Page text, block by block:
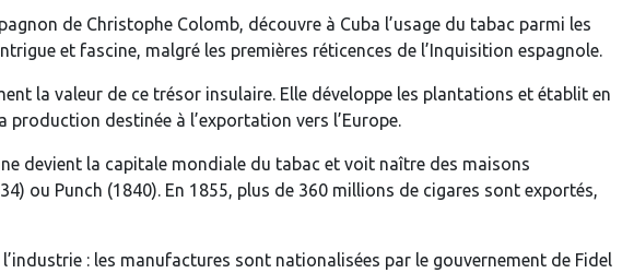
de Christophe Colomb, découvre à Cuba l’usage du tabac parmi les
et fascine, malgré les premières réticences de l’Inquisition espagnole.
la valeur de ce trésor insulaire. Elle développe les plantations et établit en
destinée à l’exportation vers l’Europe.
devient la capitale mondiale du tabac et voit naître des maisons
ou Punch (1840). En 1855, plus de 360 millions de cigares sont exportés,
: les manufactures sont nationalisées par le gouvernement de Fidel